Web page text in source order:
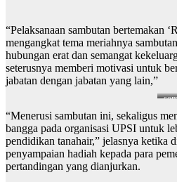
“Pelaksanaan sambutan bertemakan
mengangkat tema meriahnya
hubungan erat dan semangat
seterusnya memberi motivasi untuk
jabatan dengan jabatan yang lain,”
“Menerusi sambutan ini, sekaligus
bangga pada organisasi UPSI untuk
pendidikan tanahair,” jelasnya ketika
penyampaian hadiah kepada para
pertandingan yang dianjurkan.